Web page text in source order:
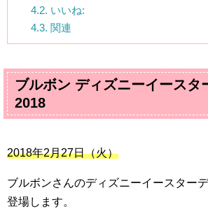
4.2. いいね:
4.3. 関連
ブルボン ディズニーイースタ
2018
2018年2月27日（火）
ブルボンさんのディズニーイースター
登場します。